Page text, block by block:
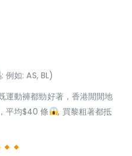
例如: AS, BL)
運動褲都勁好著，香港閒閒地
平均$40 條 , 買黎粗著都抵